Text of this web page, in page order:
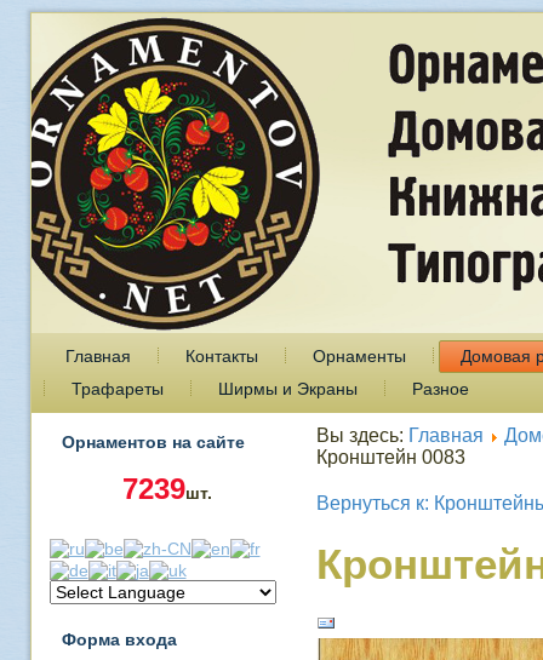
Главная Контакты Орнаменты
Домовая
Трафареты
Ширмы и Экраны Разное
Орнаментов на сайте
7239шт.
Форма входа
Вы здесь: Главная
Кронштейн 0083
Вернуться к: